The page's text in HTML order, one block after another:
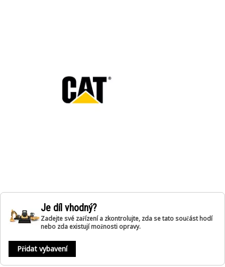
Je díl vhodný?
Zadejte své zařízení a zkontrolujte, zda se tato součást hodí
nebo zda existují možnosti opravy.
Přidat vybavení